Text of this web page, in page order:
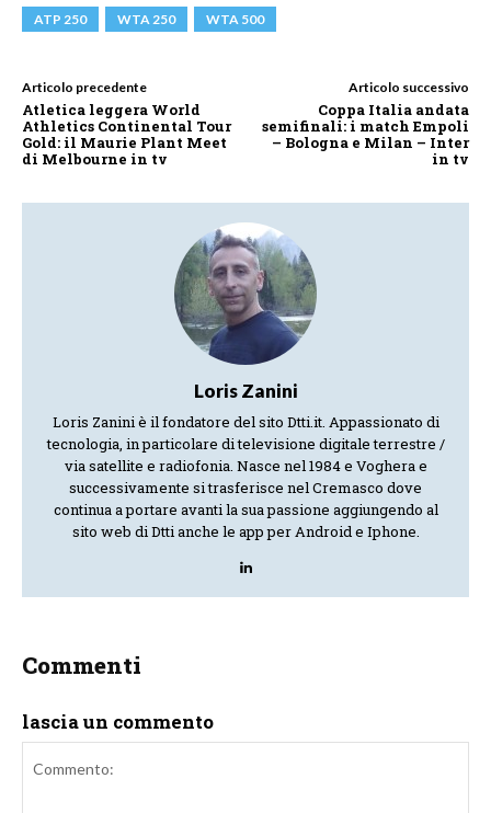
ATP 250 WTA 250 WTA 500
Articolo precedente
Atletica leggera World
Athletics Continental Tour
Gold: il Maurie Plant Meet
di Melbourne in tv
Articolo successivo
Coppa Italia andata
semifinali: i match Empoli
– Bologna e Milan – Inter
in tv
Loris Zanini
Loris Zanini è il fondatore del sito Dtti.it. Appassionato di
tecnologia, in particolare di televisione digitale terrestre /
via satellite e radiofonia. Nasce nel 1984 e Voghera e
successivamente si trasferisce nel Cremasco dove
continua a portare avanti la sua passione aggiungendo al
sito web di Dtti anche le app per Android e Iphone.
Commenti
lascia un commento